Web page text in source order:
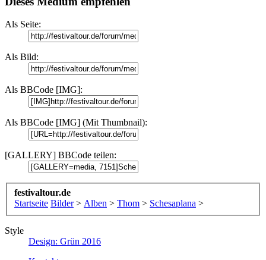
Als Seite:
Als Bild:
Als BBCode [IMG]:
Als BBCode [IMG] (Mit Thumbnail):
[GALLERY] BBCode teilen:
festivaltour.de
Startseite Bilder > Alben > Thom > Schesaplana >
Style
Design: Grün 2016